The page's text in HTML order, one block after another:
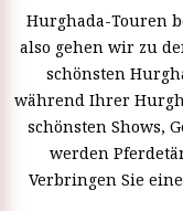
Hurghada-Touren
also gehen wir zu
schönsten
während Ihrer
schönsten Shows,
werden
Verbringen Sie